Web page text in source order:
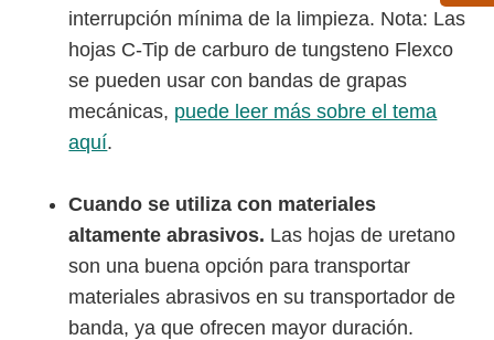
interrupción mínima de la limpieza. Nota: Las
hojas C-Tip de carburo de tungsteno Flexco
se pueden usar con bandas de grapas
mecánicas, puede leer más sobre el tema
aquí.
Cuando se utiliza con materiales
altamente abrasivos. Las hojas de uretano
son una buena opción para transportar
materiales abrasivos en su transportador de
banda, ya que ofrecen mayor duración.